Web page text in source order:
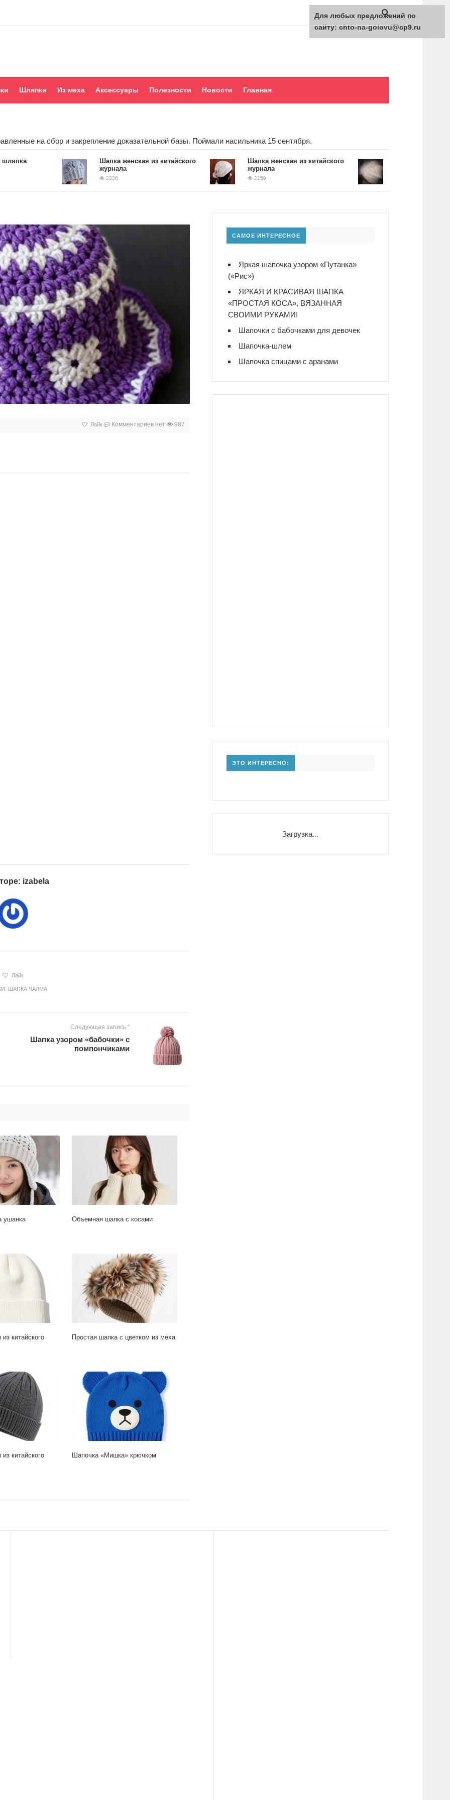
Шляпки Из меха Аксессуары Полезности Новости Главная
на сбор и закрепление доказательной базы. Поймали насильника 15 сентября.
Шапка женская из китайского
журнала
Шапка женская из китайского
журнала
Вязаная шапка чалма
2081
Лайк Комментариев нет 987
izabela
Лайк
ШАПКА ЧАЛМА
Следующая запись "
Шапка узором «бабочки» с
помпончиками
ушанка Объемная шапка с косами
китайского
Простая шапка с цветком из меха
китайского
Шапочка «Мишка» крючком
САМОЕ ИНТЕРЕСНОЕ
Яркая шапочка узором «Путанка»
(«Рис»)
ЯРКАЯ И КРАСИВАЯ ШАПКА
«ПРОСТАЯ КОСА», ВЯЗАННАЯ
СВОИМИ РУКАМИ!
Шапочки с бабочками для девочек
Шапочка-шлем
Шапочка спицами с аранами
ЭТО ИНТЕРЕСНО:
Загрузка...
Для любых предложений по
сайту: chto-na-golovu@cp9.ru